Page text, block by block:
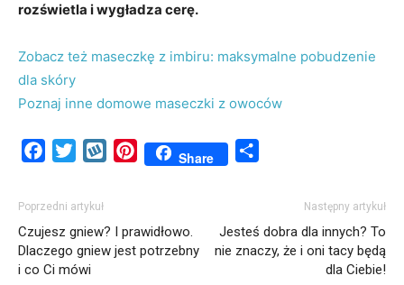
rozświetla i wygładza cerę.
Zobacz też maseczkę z imbiru: maksymalne pobudzenie
dla skóry
Poznaj inne domowe maseczki z owoców
FacebookTwitterWykopPinterestShare
Poprzedni artykuł
Czujesz gniew? I prawidłowo.
Dlaczego gniew jest potrzebny
i co Ci mówi
Następny artykuł
Jesteś dobra dla innych? To
nie znaczy, że i oni tacy będą
dla Ciebie!